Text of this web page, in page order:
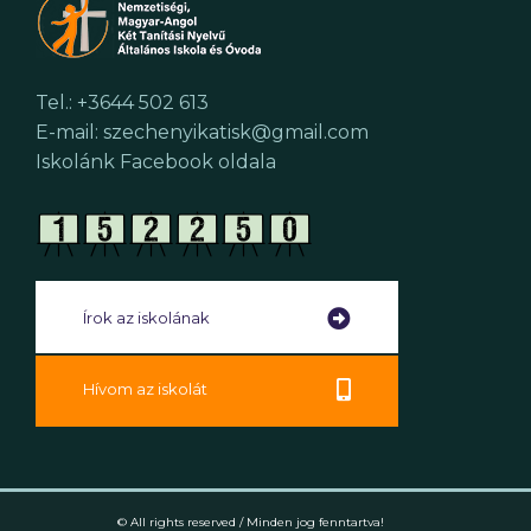
Tel.: +3644 502 613
E-mail: szechenyikatisk@gmail.com
Iskolánk Facebook oldala
Írok az iskolának
Hívom az iskolát
© All rights reserved / Minden jog fenntartva!